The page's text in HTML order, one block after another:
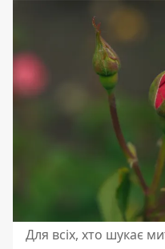
Для всіх, хто шукає